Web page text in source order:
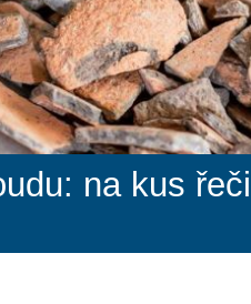
na kus